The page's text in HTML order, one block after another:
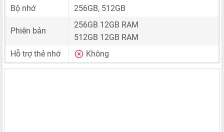
Bộ nhớ 256GB, 512GB
Phiên bản
256GB 12GB RAM
512GB 12GB RAM
Hỗ trợ thẻ nhớ
Không